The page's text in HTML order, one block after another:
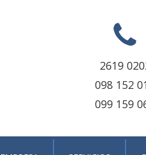
2619
098 152
099 159